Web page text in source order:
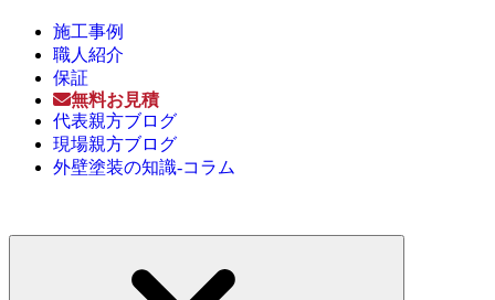
施工事例
職人紹介
保証
無料お見積
代表親方ブログ
現場親方ブログ
外壁塗装の知識-コラム